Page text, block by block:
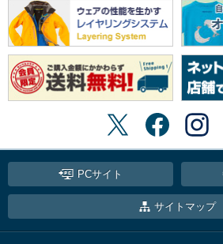
PCサイト
サイトマップ